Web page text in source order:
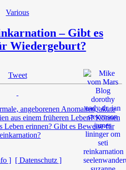
Various
– Gibt es
Wiedergeburt?
Tweet
angeborenen Anomalien, akute
aus einem früheren Leben? Können
Leben erinnen? Gibt es Beweise für
] [ Datenschutz ]